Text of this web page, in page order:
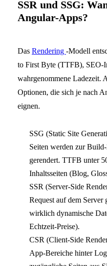
SSR und SSG:
Angular-Apps?
Das Rendering -Modell
to First Byte (TTFB), SEO-
wahrgenommene Ladezeit.
Optionen, die sich je nach
eignen.
SSG (Static Site
Seiten werden zur
gerendert. TTFB unter
Inhaltsseiten (Blog,
SSR (Server-Side
Request auf dem
wirklich dynamische
Echtzeit-Preise).
CSR (Client-Side
App-Bereiche hinter